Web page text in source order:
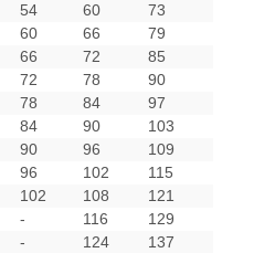
54 60
73
60 66
79
66 72
85
72 78
90
78 84
97
84 90
103
90 96
109
96 102
115
102 108
121
- 116
129
- 124
137